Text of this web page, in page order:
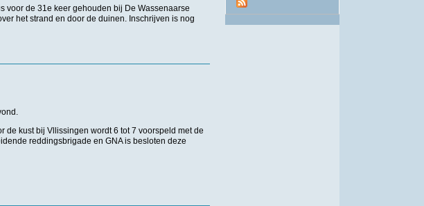
voor de 31e keer gehouden bij De Wassenaarse
het strand en door de duinen. Inschrijven is nog
augustus 31e editie
de kust bij Vllissingen wordt 6 tot 7 voorspeld met de
reddingsbrigade en GNA is besloten deze